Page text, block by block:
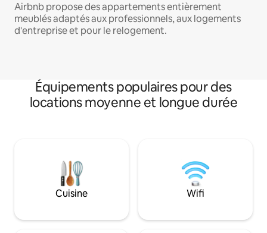
Airbnb propose des appartements entièrement
meublés adaptés aux professionnels, aux logements
d'entreprise et pour le relogement.
Équipements populaires pour des
locations moyenne et longue durée
Cuisine Wifi